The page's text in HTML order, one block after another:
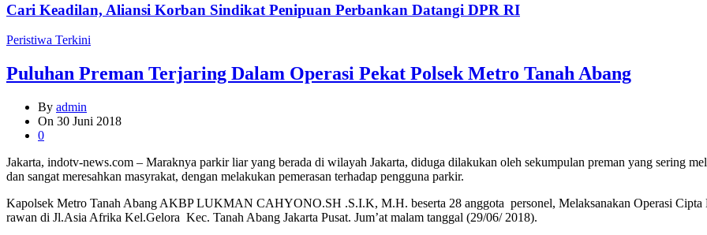
Cari Keadilan, Aliansi Korban Sindikat Penipuan Perbankan Datangi DPR RI
Peristiwa Terkini
Puluhan Preman Terjaring Dalam Operasi Pekat Polsek Metro Tanah Abang
By admin
On 30 Juni 2018
0
Jakarta, indotv-news.com – Maraknya parkir liar yang berada di wilayah Jakarta, diduga dilakukan oleh sekumpulan preman yang sering
dan sangat meresahkan masyrakat, dengan melakukan pemerasan terhadap pengguna parkir.
Kapolsek Metro Tanah Abang AKBP LUKMAN CAHYONO.SH .S.I.K, M.H. beserta 28 anggota personel, Melaksanakan Operasi Cipta
rawan di Jl.Asia Afrika Kel.Gelora Kec. Tanah Abang Jakarta Pusat. Jum’at malam tanggal (29/06/ 2018).